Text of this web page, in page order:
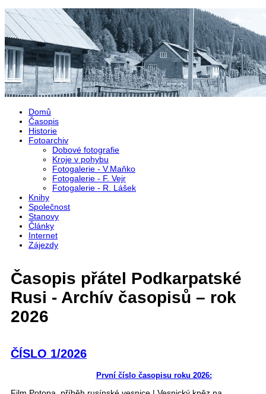
Přejít k hlavnímu obsahu
Domů
Časopis
Historie
Fotoarchiv
Dobové fotografie
Kroje v pohybu
Fotogalerie - V.Maňko
Fotogalerie - F. Vejr
Fotogalerie - R. Lášek
Knihy
Společnost
Stanovy
Články
Internet
Zájezdy
Časopis přátel Podkarpatské
Rusi - Archív časopisů – rok
2026
ČÍSLO 1/2026
První číslo časopisu roku 2026: